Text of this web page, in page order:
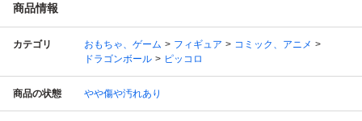
商品情報
カテゴリ おもちゃ、ゲーム フィギュア
コミック、アニメ
ドラゴンボール
ピッコロ
商品の状態 やや傷や汚れあり